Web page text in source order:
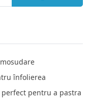
ȋnfolierea
pentru a pastra